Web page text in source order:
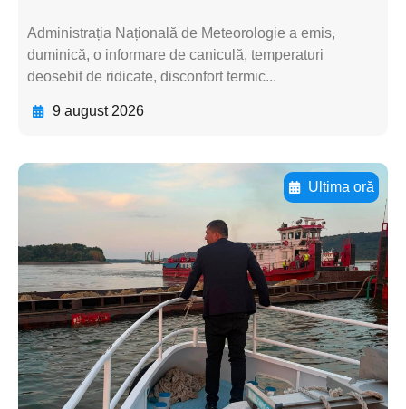
Administrația Națională de Meteorologie a emis,
duminică, o informare de caniculă, temperaturi
deosebit de ridicate, disconfort termic...
9 august 2026
Ultima oră
Adaugă aici textul pentru
subtitluAdaugă aici
textul pentru
subtitluAdaugă aici
textul pentru
subtitluAdaugă aici
textul pentru subti